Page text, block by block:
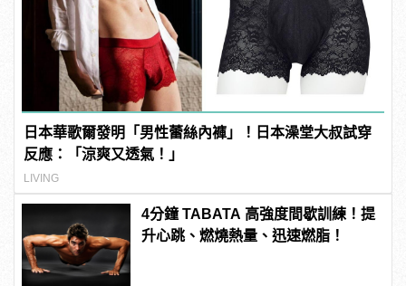
日本華歌爾發明「男性蕾絲內褲」！日本澡堂大叔試穿
反應：「涼爽又透氣！」
LIVING
4分鐘 TABATA 高強度間歇訓練！提
升心跳、燃燒熱量、迅速燃脂！